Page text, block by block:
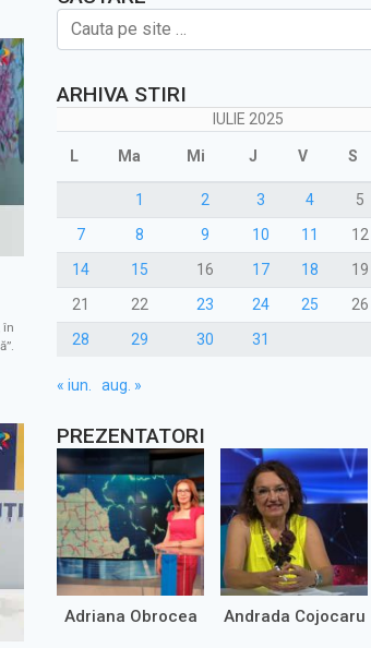
în
ARHIVA STIRI
IULIE 2025
L Ma Mi J V S
1 2 3 4 5
7
8 9 10 11 12
14
15 16 17 18 19
21
22 23 24 25 26
28
29 30 31
« iun. aug. »
PREZENTATORI
Adriana Obrocea Andrada Cojocaru